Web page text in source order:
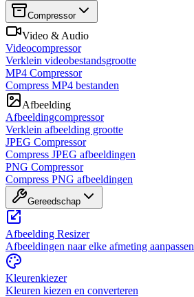
Compressor
Video & Audio
Videocompressor
Verklein videobestandsgrootte
MP4 Compressor
Compress MP4 bestanden
Afbeelding
Afbeeldingcompressor
Verklein afbeelding grootte
JPEG Compressor
Compress JPEG afbeeldingen
PNG Compressor
Compress PNG afbeeldingen
Gereedschap
Afbeelding Resizer
Afbeeldingen naar elke afmeting aanpassen
Kleurenkiezer
Kleuren kiezen en converteren